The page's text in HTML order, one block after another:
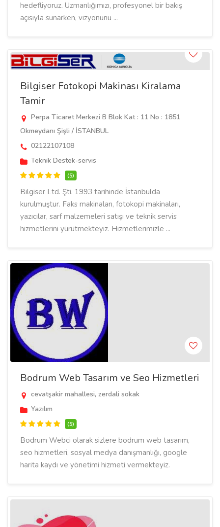
hedefliyoruz. Uzmanlığımızı, profesyonel bir bakış
açısıyla sunarken, vizyonunu ...
Bilgiser Fotokopi Makinası Kiralama
Tamir
Perpa Ticaret Merkezi B Blok Kat : 11 No : 1851
Okmeydanı Şişli / İSTANBUL
02122107108
Teknik Destek-servis
(5)
Bilgiser Ltd. Şti. 1993 tarihinde İstanbulda
kurulmuştur. Faks makinaları, fotokopi makinaları,
yazıcılar, sarf malzemeleri satışı ve teknik servis
hizmetlerini yürütmekteyiz. Hizmetlerimizle ...
Bodrum Web Tasarım ve Seo Hizmetleri
cevatşakir mahallesi, zerdali sokak
Yazılım
(5)
Bodrum Webci olarak sizlere bodrum web tasarım,
seo hizmetleri, sosyal medya danışmanlığı, google
harita kaydı ve yönetimi hizmeti vermekteyiz.